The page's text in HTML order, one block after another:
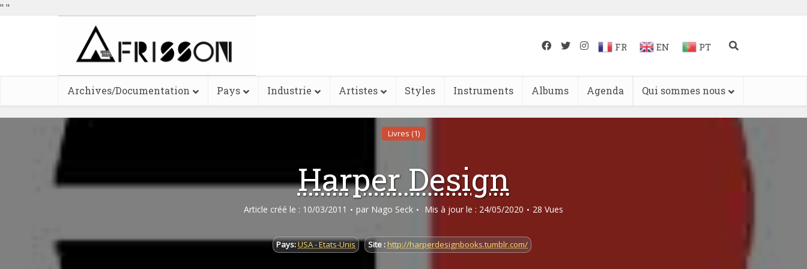
" "
FR EN PT
Archives/Documentation Pays Industrie Artistes Styles Instruments Albums Agenda Qui sommes nous
Livres (1)
Harper Design
Article créé le : 10/03/2011 par Nago Seck Mis à jour le : 24/05/2020 28 Vues
Pays:USA - Etats-Unis Site : http://harperdesignbooks.tumblr.com/